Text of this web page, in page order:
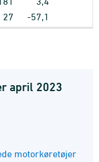
27 -57,1
april 2023
motorkøretøjer